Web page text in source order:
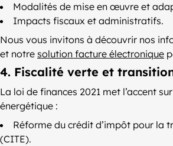
Modalités de mise en œuvre et
Impacts fiscaux et administratifs.
Nous vous invitons à découvrir nos
et notre solution facture électronique
4. Fiscalité verte et
La loi de finances 2021 met l’accent
énergétique :
Réforme du crédit d’impôt pour la
(CITE).